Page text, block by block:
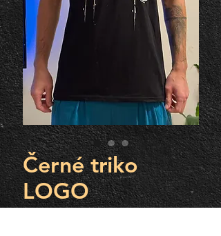
Černé triko
LOGO